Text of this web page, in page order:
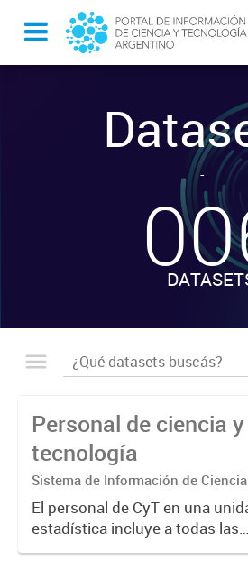
-
Personal de ciencia y
tecnología
Sistema de Información de
Tecnología Argentino (SICYTAR)
El personal de CyT en una
estadística incluye a todas las
personas involucradas